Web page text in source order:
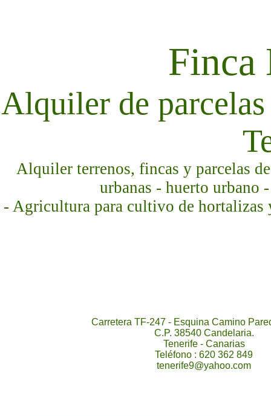
Finca
Alquiler de
Alquiler terrenos, fincas y parcelas
urbanas - huerto urbano
- Agricultura para cultivo de hortalizas
Carretera TF-247 - Esquina Camino
C.P. 38540 Candelaria.
Tenerife - Canarias
Teléfono : 620 362 849
tenerife9@yahoo.com